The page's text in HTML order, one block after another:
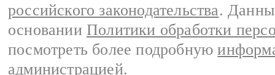
российского законодательства.
основании Политики обработки
посмотреть более подробную
администрацией.